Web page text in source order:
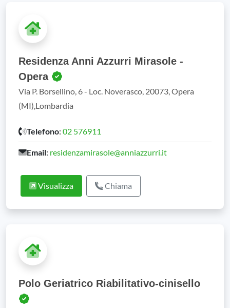
Residenza Anni Azzurri Mirasole -
Opera
Via P. Borsellino, 6 - Loc. Noverasco, 20073, Opera
(MI),Lombardia
Telefono: 02 576911
Email: residenzamirasole@anniazzurri.it
Visualizza Chiama
Polo Geriatrico Riabilitativo-cinisello